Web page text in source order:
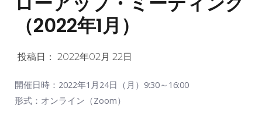
（2022年1月）
投稿日： 2022年02月 22日
開催日時：2022年1月24日（月）9:30～16:00
形式：オンライン（Zoom）